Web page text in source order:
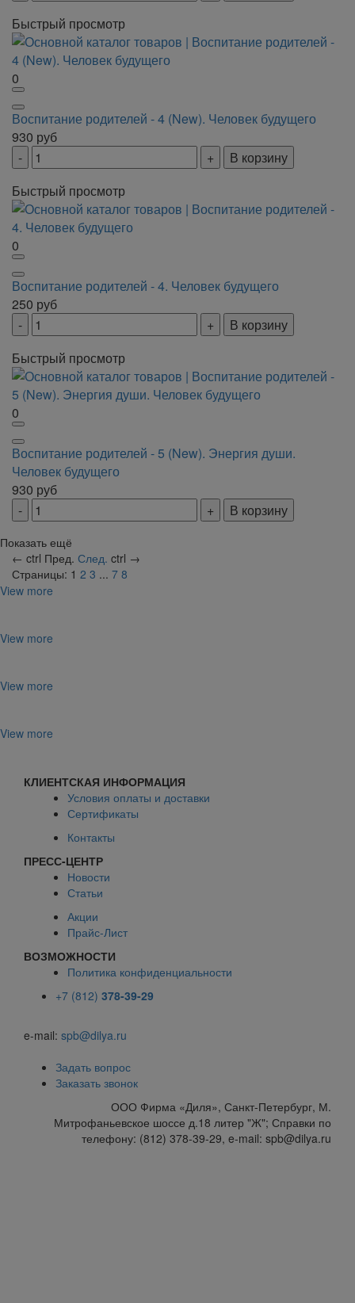
Быстрый просмотр
0
Воспитание родителей - 4 (New). Человек будущего
930 руб
В корзину
Быстрый просмотр
0
Воспитание родителей - 4. Человек будущего
250 руб
В корзину
Быстрый просмотр
0
Воспитание родителей - 5 (New). Энергия души.
Человек будущего
930 руб
В корзину
Показать ещё
← ctrl Пред. След. ctrl →
Страницы: 1 2 3 ... 7 8
View more
View more
View more
View more
КЛИЕНТСКАЯ ИНФОРМАЦИЯ
Условия оплаты и доставки
Сертификаты
Контакты
ПРЕСС-ЦЕНТР
Новости
Статьи
Акции
Прайс-Лист
ВОЗМОЖНОСТИ
Политика конфиденциальности
+7 (812) 378-39-29
e-mail: spb@dilya.ru
Задать вопрос
Заказать звонок
ООО Фирма «Диля», Санкт-Петербург, М.
Митрофаньевское шоссе д.18 литер "Ж"; Справки по
телефону: (812) 378-39-29, e-mail: spb@dilya.ru